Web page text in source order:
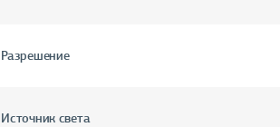
Разрешение
Источник света